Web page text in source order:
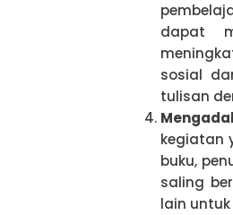
dapat
sosial
tulisan
kegiatan
buku,
saling
lain